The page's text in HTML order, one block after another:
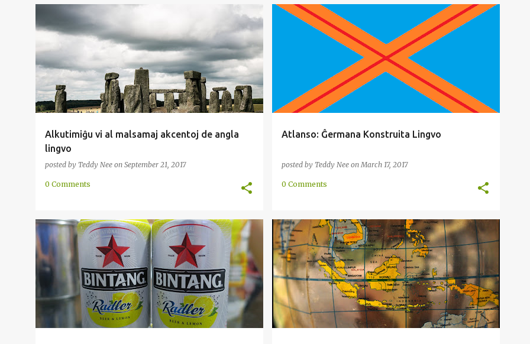
Alkutimiĝu vi al malsamaj akcentoj de angla
lingvo
posted by Teddy Nee on September 21, 2017
AKCENTO ENKONDUKO
0 Comments
Atlanso: Ĝermana Konstruita Lingvo
posted by Teddy Nee onMarch 17, 2017
AFRIKO ATLAANS ENKONDUKO
0 Comments
AŬSTRONEZIA ENKONDUKO INDONEZIA
INDONEZIO +
METODO
ENKONDUKO GLOSSIKO INDONEZIO MALAJA
MALAJZIO METODO RECENZO